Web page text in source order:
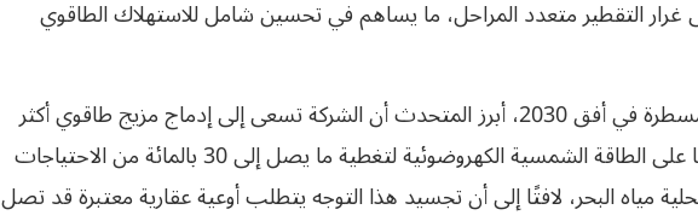
غرار التقطير متعدد المراحل، ما يساهم في تحسين شامل للاستهلاك الطاقوي
وعلى صعيد الآفاق المسطرة في أفق 2030، أبرز المتحدث أن الشركة تسعى إلى إدماج مزيج طاقوي أكثر
استدامة، يعتمد أساسًا على الطاقة الشمسية الكهروضوئية لتغطية ما يصل إلى 30 بالمائة من الاحتياجات
مياه البحر، لافتًا إلى أن تجسيد هذا التوجه يتطلب أوعية عقارية معتبرة قد تصل